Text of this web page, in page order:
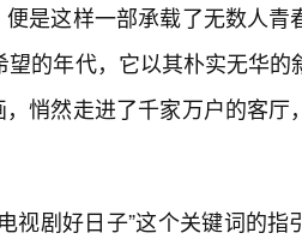
是这样一部承载了无数人青
的年代，它以其朴实无华的
悄然走进了千家万户的客厅
视剧好日子”这个关键词的指